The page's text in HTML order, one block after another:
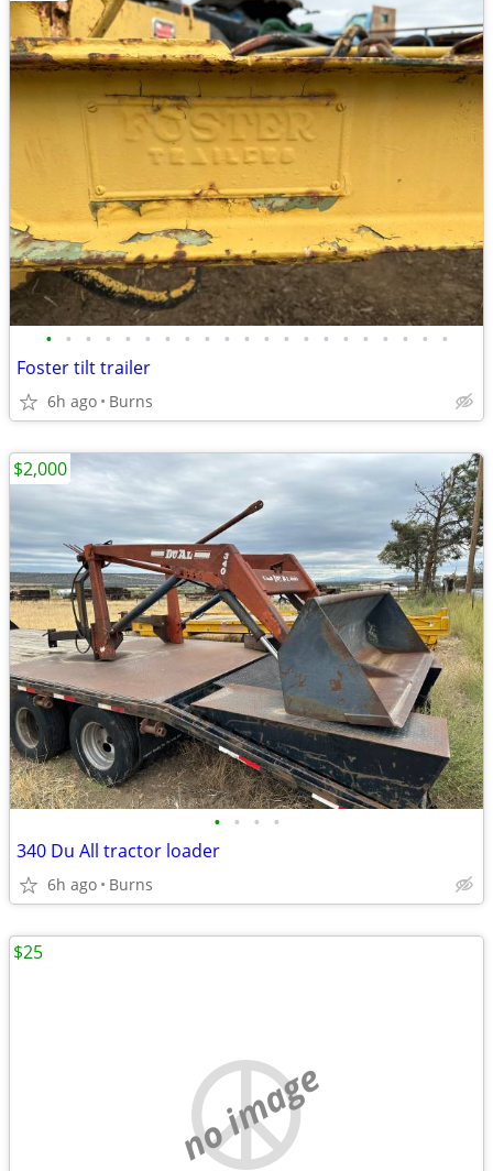
• • • • • • • • • • • • • • • • • • • • •
Foster tilt trailer
6h ago Burns
• • • •
340 Du All tractor loader
6h ago Burns
$2,000
no image
$25